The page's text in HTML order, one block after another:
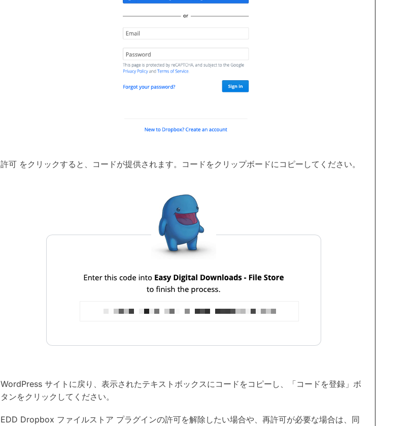
許可 をクリックすると、コードが提供されます。コードをクリップボードにコピーしてください。
WordPress サイトに戻り、表示されたテキストボックスにコードをコピーし、「コードを登録」ボ
タンをクリックしてください。
EDD Dropbox ファイルストア プラグインの許可を解除したい場合や、再許可が必要な場合は、同